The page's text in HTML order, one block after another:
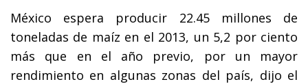
México espera producir 22.45 millones de
toneladas de maíz en el 2013, un 5,2 por ciento
más que en el año previo, por un mayor
rendimiento en algunas zonas del país, dijo el